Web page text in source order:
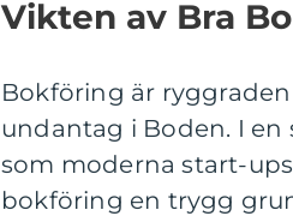
Vikten av Bra
Bokföring är
undantag i Boden. I
som moderna start-
bokföring en trygg